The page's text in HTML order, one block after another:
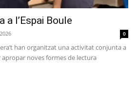
a l’Espai Boule
0
han organitzat una activitat conjunta a
apropar noves formes de lectura